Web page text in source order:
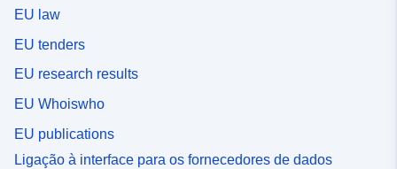
EU law
EU tenders
EU research results
EU Whoiswho
EU publications
Ligação à interface para os fornecedores de dados